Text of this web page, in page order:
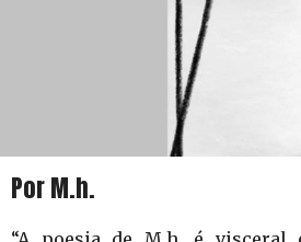
Por M.h.